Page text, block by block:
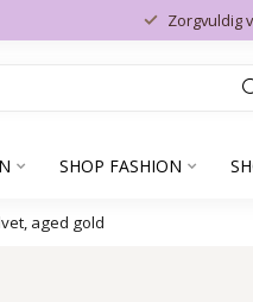
Zorgvuldig
SHOP FASHION
aged gold